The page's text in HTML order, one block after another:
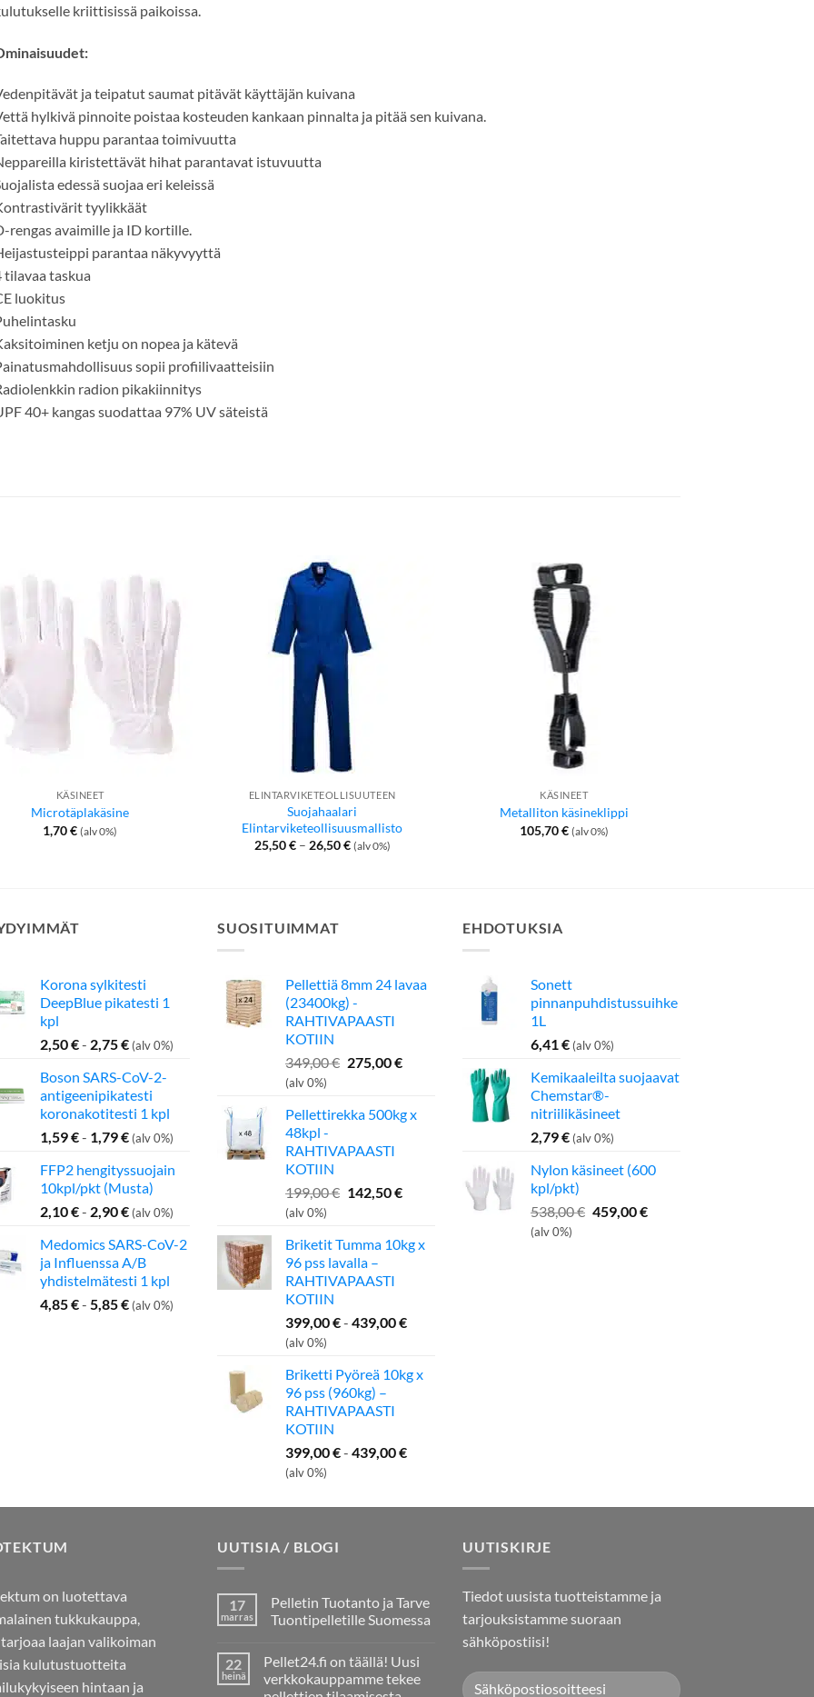
kriittisissä paikoissa.
ja teipatut saumat pitävät käyttäjän kuivana
hylkivä pinnoite poistaa kosteuden kankaan pinnalta ja pitää sen kuivana.
huppu parantaa toimivuutta
kiristettävät hihat parantavat istuvuutta
edessä suojaa eri keleissä
tyylikkäät
rengas avaimille ja ID kortille.
parantaa näkyvyyttä
tilavaa taskua
luokitus
ketju on nopea ja kätevä
sopii profiilivaatteisiin
radion pikakiinnitys
40+ kangas suodattaa 97% UV säteistä
KÄSINEET
Microtäplakäsine
1,70€ (alv 0%)
ELINTARVIKETEOLLISUUTEEN
Suojahaalari
Elintarviketeollisuusmallisto
25,50€ – 26,50€Hintaluokka:
25,50 €
(alv 0%)
KÄSINEET
Metalliton käsineklippi
105,70€ (alv 0%)
Korona sylkitesti
DeepBlue pikatesti 1
kpl
2,50€- 2,75€ (alv 0%)
Boson SARS-CoV-2-
antigeenipikatesti
koronakotitesti 1 kpl
1,59€- 1,79€ (alv 0%)
FFP2 hengityssuojain
10kpl/pkt (Musta)
2,10€- 2,90€ (alv 0%)
Medomics SARS-CoV-2
ja Influenssa A/B
yhdistelmätesti 1 kpl
4,85€- 5,85€ (alv 0%)
SUOSITUIMMAT
Pellettiä 8mm 24 lavaa
(23400kg) -
RAHTIVAPAASTI
KOTIIN
349,00€ Alkuperäinen
349,00 €.
275,00€Nykyinen
275,00 €.
(alv 0%)
Pellettirekka 500kg x
48kpl -
RAHTIVAPAASTI
KOTIIN
199,00€ Alkuperäinen
199,00 €.
142,50€Nykyinen
142,50 €.
(alv 0%)
Briketit Tumma 10kg x
96 pss lavalla –
RAHTIVAPAASTI
KOTIIN
399,00€- 439,00€
(alv 0%)
Briketti Pyöreä 10kg x
96 pss (960kg) –
RAHTIVAPAASTI
KOTIIN
399,00€- 439,00€
(alv 0%)
EHDOTUKSIA
Sonett
pinnanpuhdistussuihke
1L
6,41 € (alv 0%)
Kemikaaleilta suojaavat
Chemstar®-
nitriilikäsineet
2,79€ (alv 0%)
Nylon käsineet (600
kpl/pkt)
538,00€ Alkuperäinen
459,00€Nykyinen
(alv 0%)
on luotettava
tukkukauppa,
laajan valikoiman
kulutustuotteita
hintaan ja
UUTISIA / BLOGI
17
marras
Pelletin Tuotanto ja Tarve
Tuontipelletille Suomessa
artikkeliin
Pelletin
Tuotanto
22
heinä
Pellet24.fi on täällä! Uusi
verkkokauppamme tekee
UUTISKIRJE
Tiedot uusista tuotteistamme ja
tarjouksistamme suoraan
sähköpostiisi!